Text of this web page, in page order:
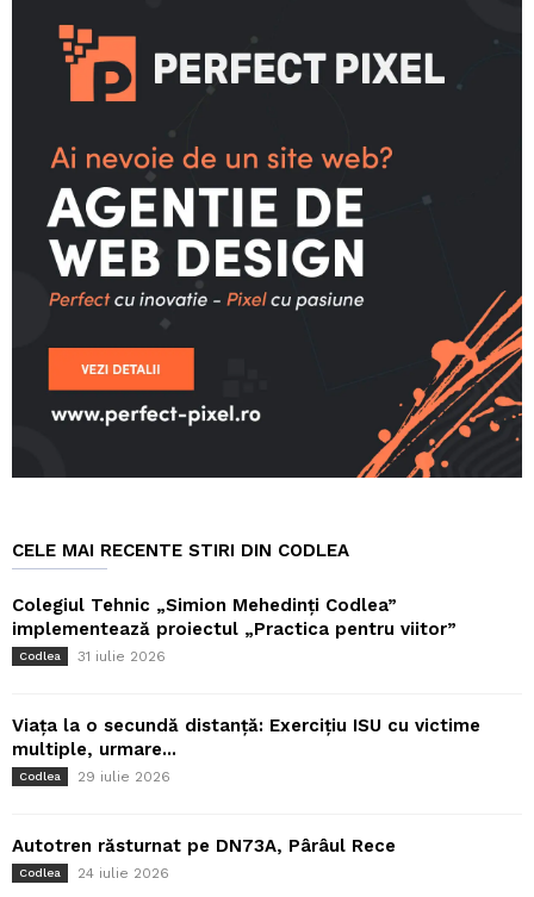
CELE MAI RECENTE STIRI DIN CODLEA
Colegiul Tehnic „Simion Mehedinți Codlea”
implementează proiectul „Practica pentru viitor”
Codlea 31 iulie 2026
Viața la o secundă distanță: Exercițiu ISU cu victime
multiple, urmare...
Codlea 29 iulie 2026
Autotren răsturnat pe DN73A, Pârâul Rece
Codlea 24 iulie 2026